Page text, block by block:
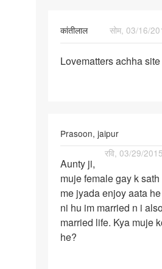
कांतीलाल
सोम, 03/16/
Lovematters
Lovematters achha
Prasoon, jaipur
रवि, 03/29/
Aunty
ji,
muje
female
gay
k
Aunty ji,
muje female gay k
me jyada enjoy aata
ni hu im married n i
married life. Kya muje
he?